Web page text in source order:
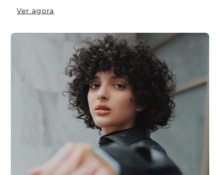
Ver agora